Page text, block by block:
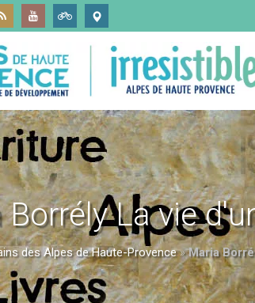
La vie
des Alpes de Haute-Provence»Maria